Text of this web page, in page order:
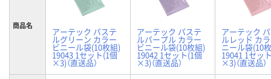
商品名
アーテック パステ
ルグリーン カラー
ビニール袋(10枚組)
19043 1セット(1個
×3)（直送品）
アーテック パステ
ルパープル カラー
ビニール袋(10枚組)
19042 1セット(1個
×3)（直送品）
アーテック
ルレッド カ
ニール袋(10
19041 1セッ
×3)（直送品）